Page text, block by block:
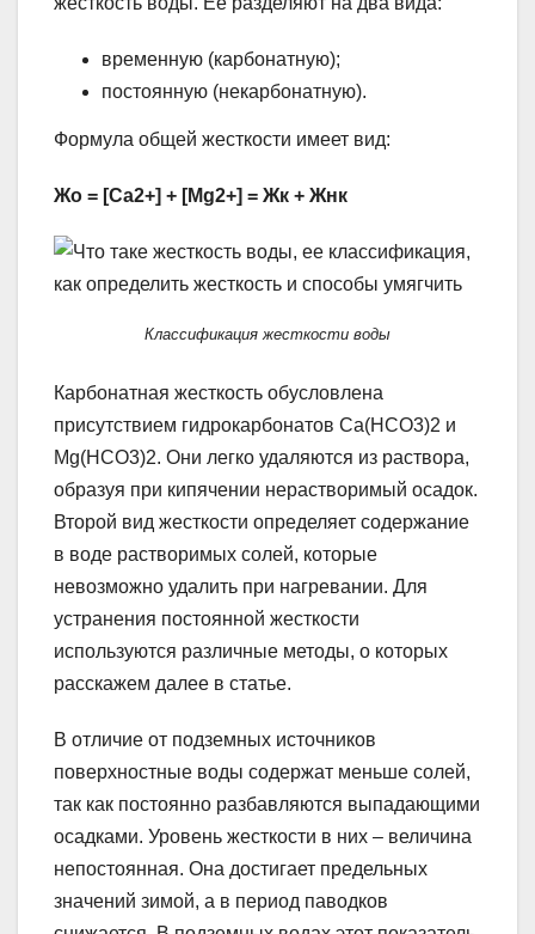
временную (карбонатную);
постоянную (некарбонатную).
Формула общей жесткости имеет вид:
Жо = [Ca2+] + [Mg2+] = Жк + Жнк
Классификация жесткости воды
Карбонатная жесткость обусловлена
присутствием гидрокарбонатов Ca(HCO3)2 и
Mg(HCO3)2. Они легко удаляются из раствора,
образуя при кипячении нерастворимый осадок.
Второй вид жесткости определяет содержание
в воде растворимых солей, которые
невозможно удалить при нагревании. Для
устранения постоянной жесткости
используются различные методы, о которых
расскажем далее в статье.
В отличие от подземных источников
поверхностные воды содержат меньше солей,
так как постоянно разбавляются выпадающими
осадками. Уровень жесткости в них – величина
непостоянная. Она достигает предельных
значений зимой, а в период паводков